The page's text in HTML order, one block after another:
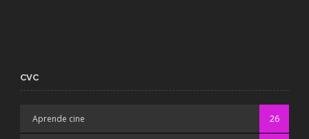
CVC
Aprende cine 26